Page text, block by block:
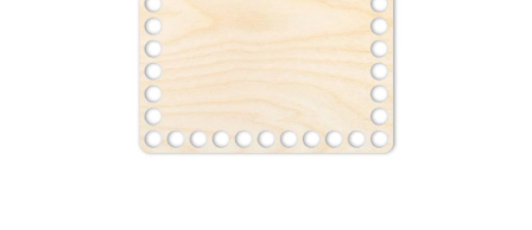
Datenschutzerklärung